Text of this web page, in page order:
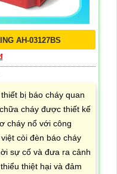
AH-03127BS
bị báo cháy quan
cháy được thiết kế
cháy nổ với công
còi đèn báo cháy
sự cố và đưa ra cảnh
thiệt hại và đảm